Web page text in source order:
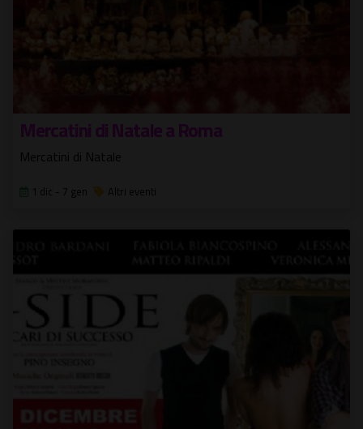
Mercatini di Natale a Roma
Mercatini di Natale
1 dic - 7 gen Altri eventi